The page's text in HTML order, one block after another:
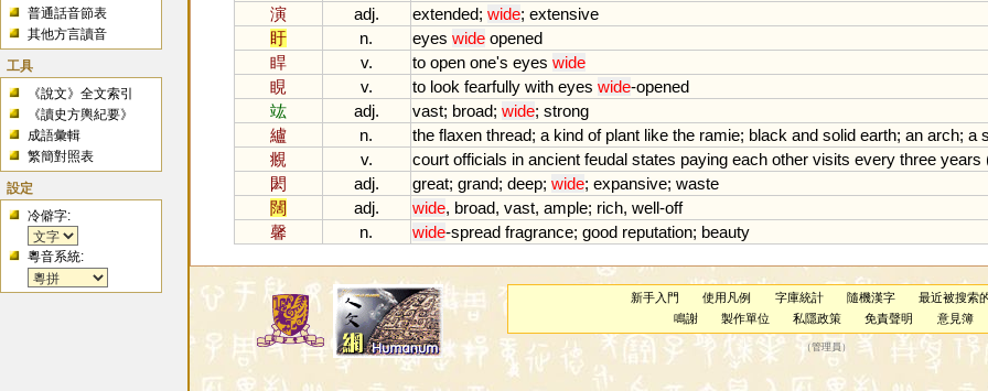
普通話音節表
其他方言讀音
工具
《說文》全文索引
《讀史方輿紀要》
成語彙輯
繁簡對照表
設定
冷僻字:
粵音系統:
演
adj. extended; wide; extensive
盱
n. eyes wide opened
睅
v. to open one's eyes wide
睍
v. to look fearfully with eyes wide-opened
竑
adj. vast; broad; wide; strong
纑
n. the flaxen thread; a kind of plant like the ramie; black and solid earth; an arch; a
覜
v. court officials in ancient feudal states paying each other visits every three years
閎
adj. great; grand; deep; wide; expansive; waste
闊
adj. wide, broad, vast, ample; rich, well-off
馨
n. wide-spread fragrance; good reputation; beauty
新手入門 使用凡例 字庫統計 隨機漢字
最近被搜索
鳴謝
製作單位 私隱政策 免責聲明 意見簿
（管理員）